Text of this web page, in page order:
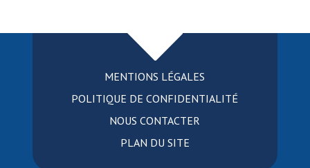
MENTIONS LÉGALES
POLITIQUE DE CONFIDENTIALITÉ
NOUS CONTACTER
PLAN DU SITE